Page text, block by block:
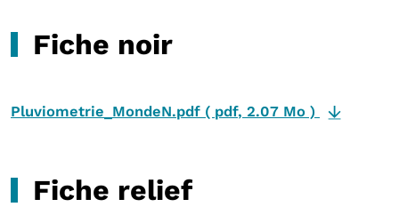
Fiche noir
Pluviometrie_MondeN.pdf ( pdf, 2.07 Mo )
Fiche relief